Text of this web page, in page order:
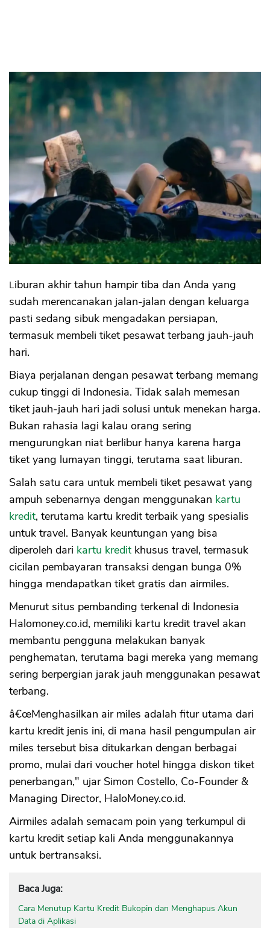
Assets Crypto
Exchange
Asuransi
Asuransi Jiwa
Asuransi Kesehatan
Asuransi Syariah
Liburan akhir tahun hampir tiba dan Anda yang
sudah merencanakan jalan-jalan dengan keluarga
pasti sedang sibuk mengadakan persiapan,
termasuk membeli tiket pesawat terbang jauh-jauh
hari.
Biaya perjalanan dengan pesawat terbang memang
cukup tinggi di Indonesia. Tidak salah memesan
tiket jauh-jauh hari jadi solusi untuk menekan harga.
Bukan rahasia lagi kalau orang sering
mengurungkan niat berlibur hanya karena harga
tiket yang lumayan tinggi, terutama saat liburan.
Salah satu cara untuk membeli tiket pesawat yang
ampuh sebenarnya dengan menggunakan kartu
kredit, terutama kartu kredit terbaik yang spesialis
untuk travel. Banyak keuntungan yang bisa
diperoleh dari kartu kredit khusus travel, termasuk
cicilan pembayaran transaksi dengan bunga 0%
hingga mendapatkan tiket gratis dan airmiles.
Menurut situs pembanding terkenal di Indonesia
Halomoney.co.id, memiliki kartu kredit travel akan
membantu pengguna melakukan banyak
penghematan, terutama bagi mereka yang memang
sering berpergian jarak jauh menggunakan pesawat
terbang.
â€œMenghasilkan air miles adalah fitur utama dari
kartu kredit jenis ini, di mana hasil pengumpulan air
miles tersebut bisa ditukarkan dengan berbagai
promo, mulai dari voucher hotel hingga diskon tiket
penerbangan," ujar Simon Costello, Co-Founder &
Managing Director, HaloMoney.co.id.
Airmiles adalah semacam poin yang terkumpul di
kartu kredit setiap kali Anda menggunakannya
untuk bertransaksi.
Baca Juga:
Cara Menutup Kartu Kredit Bukopin dan Menghapus Akun
Data di Aplikasi